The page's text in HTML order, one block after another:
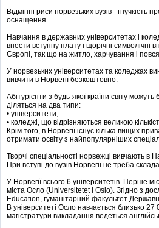
Відмінні риси норвезьких вузів -
оснащення.
Навчання в державних університетах і
внести вступну плату і щорічні
Європі, так що на житло, харчування і
У норвезьких університетах та коледжах
вивчити в Норвегії безкоштовно.
Абітурієнти з будь-якої країни світу
діляться на два типи:
• університети;
• коледжі, що відрізняються великою
Крім того, в Норвегії існує кілька вищих
отримати освіту з найпопулярніших
Творчі спеціальності норвежці вивчають в
При вступі до вузів Норвегії не треба
У Норвегії всього 6 університетів. Перше
міста Осло (Universitetet i Oslo). Згідно з
Education, гуманітарний факультет
В університеті Осло навчається близько 27
магістратури викладання ведеться